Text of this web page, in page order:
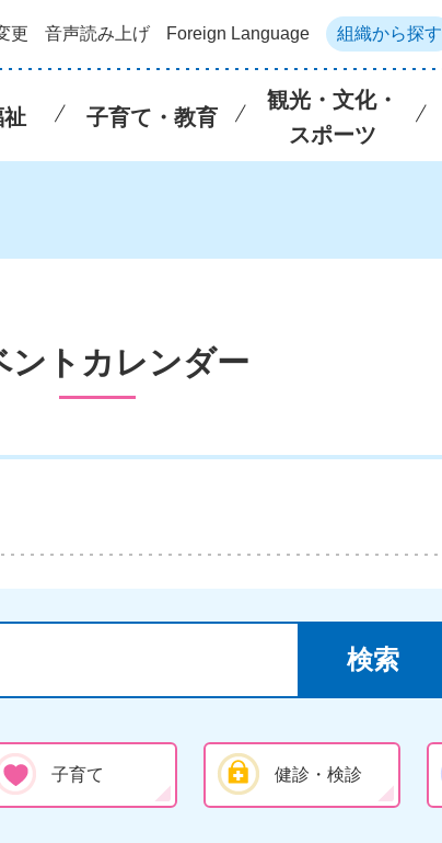
更 音声読み上げ Foreign Language 組織から探す
祉 子育て・教育
観光・文化・
スポーツ
ントカレンダー
子育て 健診・検診